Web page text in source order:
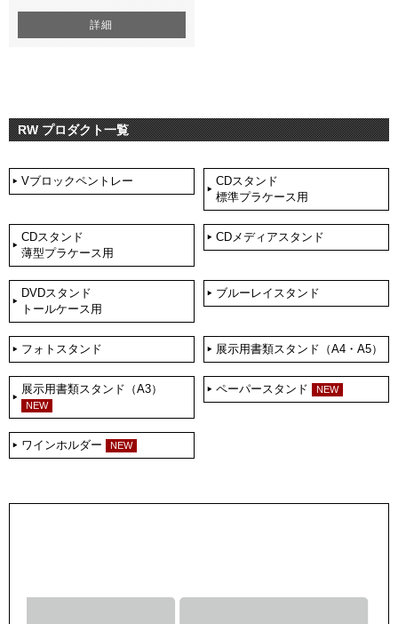
詳細
RW プロダクト一覧
Vブロックペントレー
CDスタンド
標準プラケース用
CDスタンド
薄型プラケース用
CDメディアスタンド
DVDスタンド
トールケース用
ブルーレイスタンド
フォトスタンド 展示用書類スタンド（A4・A5）
展示用書類スタンド（A3）
NEW
ペーパースタンド NEW
ワインホルダー NEW